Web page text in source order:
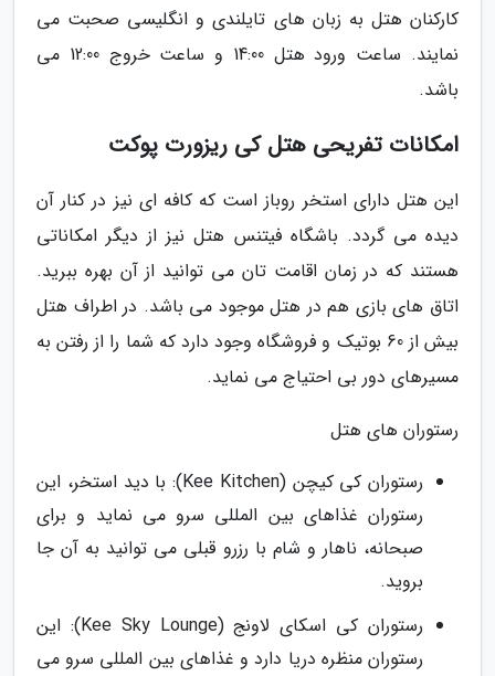
کارکنان هتل به زبان های تایلندی و انگلیسی صحبت می
نمایند. ساعت ورود هتل 14:00 و ساعت خروج 12:00 می
باشد.
امکانات تفریحی هتل کی ریزورت پوکت
این هتل دارای استخر روباز است که کافه ای نیز در کنار آن
دیده می گردد. باشگاه فیتنس هتل نیز از دیگر امکاناتی
هستند که در زمان اقامت تان می توانید از آن بهره ببرید.
اتاق های بازی هم در هتل موجود می باشد. در اطراف هتل
بیش از 60 بوتیک و فروشگاه وجود دارد که شما را از رفتن به
مسیرهای دور بی احتیاج می نماید.
رستوران های هتل
رستوران کی کیچن (Kee Kitchen): با دید استخر، این
رستوران غذاهای بین المللی سرو می نماید و برای
صبحانه، ناهار و شام با رزرو قبلی می توانید به آن جا
بروید.
رستوران کی اسکای لاونج (Kee Sky Lounge): این
رستوران منظره دریا دارد و غذاهای بین المللی سرو می